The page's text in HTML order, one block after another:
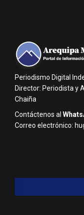
Periodismo Digital
Director: Periodista y
Chaiña
Contáctenos al
Correo electrónico: